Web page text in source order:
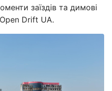
заїздів та димові
Drift UA.